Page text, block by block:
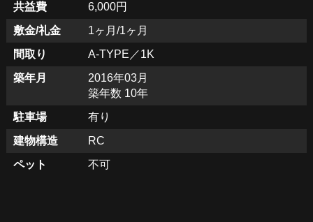
共益費
6,000円
敷金/礼金
1ヶ月/1ヶ月
間取り
A-TYPE／1K
築年月
2016年03月
築年数 10年
駐車場
有り
建物構造
RC
ペット
不可